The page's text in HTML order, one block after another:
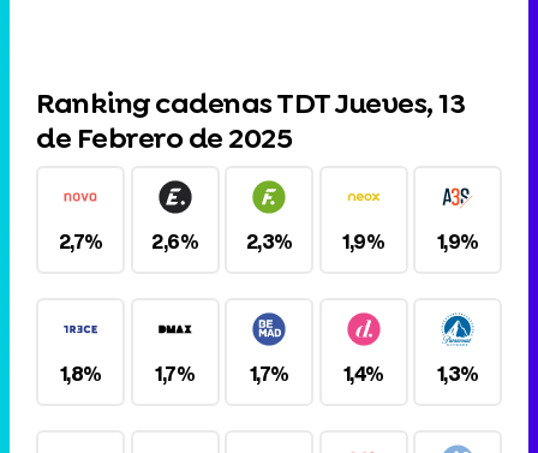
Ranking cadenas TDT Jueves, 13
de Febrero de 2025
2,7% 2,6% 2,3% 1,9% 1,9%
1,8% 1,7% 1,7% 1,4% 1,3%